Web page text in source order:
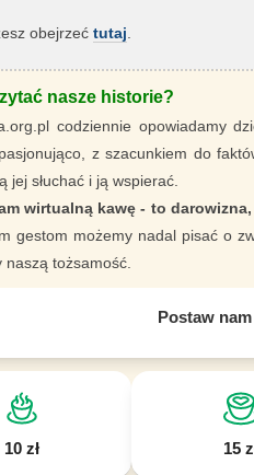
obejrzeć tutaj
nasze historie?
codziennie opowiadamy
z szacunkiem do
jej słuchać i ją wspierać.
wirtualną kawę - to
gestom możemy nadal pisać o
naszą tożsamość.
Postaw
10 zł 15